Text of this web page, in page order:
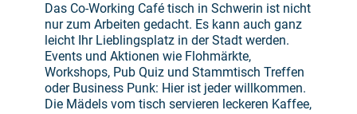
Das Co-Working Café tisch in Schwerin ist nicht
nur zum Arbeiten gedacht. Es kann auch ganz
leicht Ihr Lieblingsplatz in der Stadt werden.
Events und Aktionen wie Flohmärkte,
Workshops, Pub Quiz und Stammtisch Treffen
oder Business Punk: Hier ist jeder willkommen.
Die Mädels vom tisch servieren leckeren Kaffee,